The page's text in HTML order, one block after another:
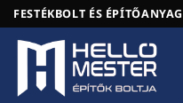
Skip
to
content
FESTÉKBOLT ÉS